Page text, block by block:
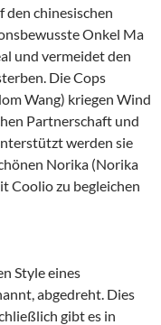
chinesischen
Onkel Ma
und vermeidet den
Die Cops
Wang) kriegen Wind
Partnerschaft und
werden sie
Norika (Norika
Coolio zu begleichen
Style eines
abgedreht. Dies
gibt es in